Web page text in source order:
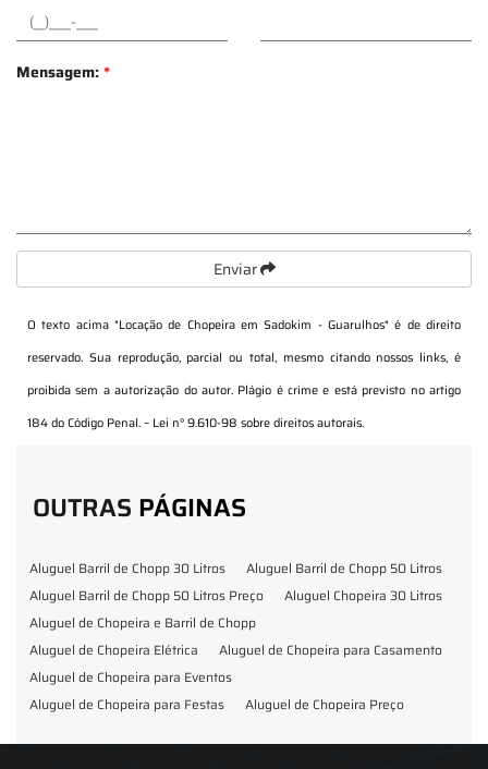
Mensagem:*
Enviar
O texto acima "Locação de Chopeira em Sadokim - Guarulhos" é de direito
reservado. Sua reprodução, parcial ou total, mesmo citando nossos links, é
proibida sem a autorização do autor. Plágio é crime e está previsto no artigo
184 do Código Penal. – Lei n° 9.610-98 sobre direitos autorais.
OUTRAS PÁGINAS
Aluguel Barril de Chopp 30 Litros
Aluguel Barril de Chopp 50 Litros
Aluguel Barril de Chopp 50 Litros Preço
Aluguel Chopeira 30 Litros
Aluguel de Chopeira e Barril de Chopp
Aluguel de Chopeira Elétrica
Aluguel de Chopeira para Casamento
Aluguel de Chopeira para Eventos
Aluguel de Chopeira para Festas
Aluguel de Chopeira Preço